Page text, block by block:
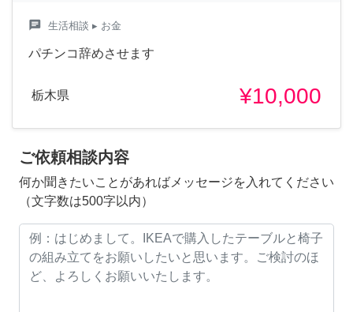
chat 生活相談 ▸ お金
パチンコ辞めさせます
栃木県 ¥10,000
ご依頼相談内容
何か聞きたいことがあればメッセージを入れてください
（文字数は500字以内）